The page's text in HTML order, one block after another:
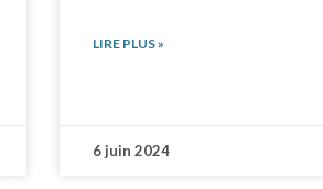
LIRE PLUS »
6 juin 2024